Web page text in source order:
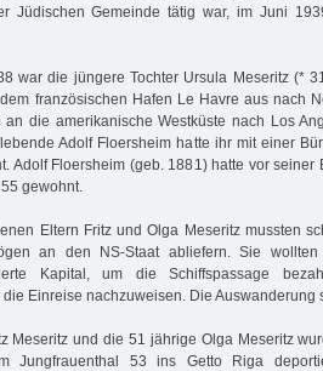
Jüdischen Gemeinde tätig war, im Juni
war die jüngere Tochter Ursula Meseritz (*
französischen Hafen Le Havre aus nach
die amerikanische Westküste nach Los
Adolf Floersheim hatte ihr mit einer
Adolf Floersheim (geb. 1881) hatte vor seiner
gewohnt.
Eltern Fritz und Olga Meseritz mussten
an den NS-Staat abliefern. Sie
Kapital, um die Schiffspassage
Einreise nachzuweisen. Die Auswanderung
Meseritz und die 51 jährige Olga Meseritz
Jungfrauenthal 53 ins Getto Riga